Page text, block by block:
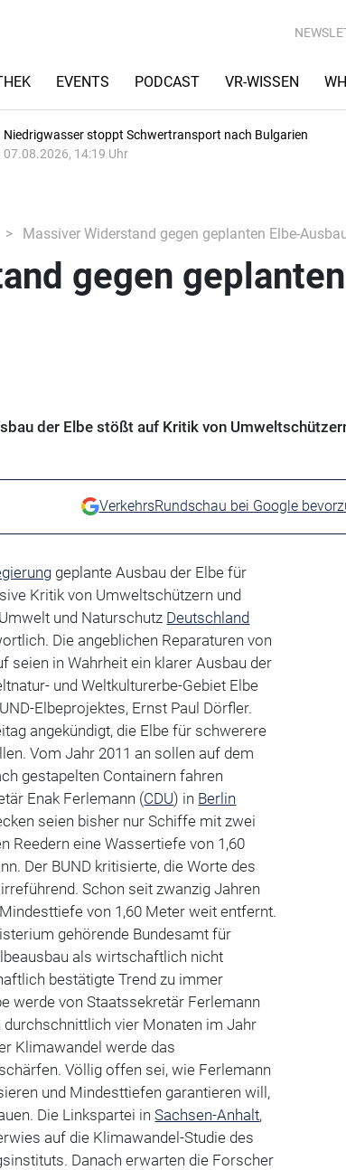
EVENTS PODCAST VR-WISSEN
Niedrigwasser stoppt Schwertransport nach Bulgarien
07.08.2026, 14:19 Uhr
Massiver Widerstand gegen geplanten Elbe-
gegen geplanten
der Elbe stößt auf Kritik von
VerkehrsRundschau bei Google
geplante Ausbau der Elbe für
Kritik von Umweltschützern und
und Naturschutz Deutschland
Die angeblichen Reparaturen von
seien in Wahrheit ein klarer Ausbau der
und Weltkulturerbe-Gebiet Elbe
Elbeprojektes, Ernst Paul Dörfler.
angekündigt, die Elbe für schwerere
Vom Jahr 2011 an sollen auf dem
gestapelten Containern fahren
Enak Ferlemann (CDU) in Berlin
seien bisher nur Schiffe mit zwei
Reedern eine Wassertiefe von 1,60
Der BUND kritisierte, die Worte des
Schon seit zwanzig Jahren
von 1,60 Meter weit entfernt.
gehörende Bundesamt für
als wirtschaftlich nicht
bestätigte Trend zu immer
werde von Staatssekretär Ferlemann
vier Monaten im Jahr
Klimawandel werde das
Völlig offen sei, wie Ferlemann
und Mindesttiefen garantieren will,
Die Linkspartei inSachsen-Anhalt,
auf die Klimawandel-Studie des
Danach erwarten die Forscher